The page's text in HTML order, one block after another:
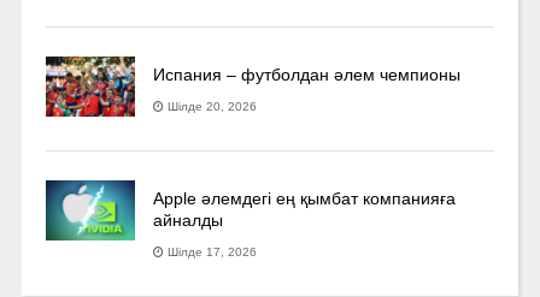
Испания – футболдан әлем чемпионы
Шілде 20, 2026
Apple әлемдегі ең қымбат компанияға
айналды
Шілде 17, 2026